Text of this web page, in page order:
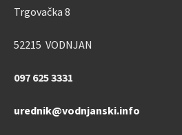
Trgovačka 8
52215 VODNJAN
097 625 3331
urednik@vodnjanski.info